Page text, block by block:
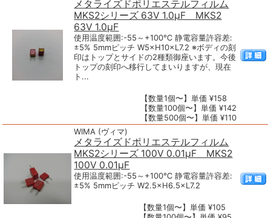
メタライズドポリエステルフィルム
MKS2シリーズ 63V 1.0μF MKS2
63V 1.0μF
使用温度範囲:-55～+100℃ 静電容量許容差:
±5% 5mmピッチ W5×H10×L7.2 ※ボディの刻
印はトップとサイドの2種類御座います。今後
トップの刻印へ移行してまいりますが、現在
ト...
【数量1個〜】単価 ¥158
【数量100個〜】単価 ¥142
【数量500個〜】単価 ¥110
WIMA (ヴィマ)
メタライズドポリエステルフィルム
MKS2シリーズ 100V 0.01μF MKS2
100V 0.01μF
使用温度範囲:-55～+100℃ 静電容量許容差:
±5% 5mmピッチ W2.5×H6.5×L7.2
【数量1個〜】単価 ¥105